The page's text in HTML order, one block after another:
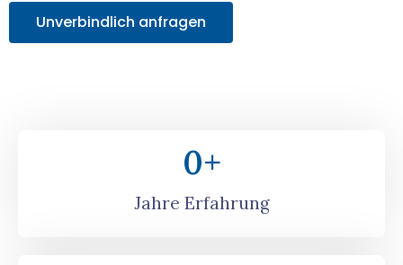
Unverbindlich anfragen
Jahre Erfahrung
0+